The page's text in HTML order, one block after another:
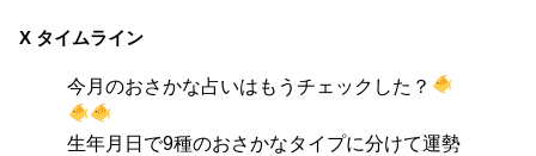
曖昧な気持ちで人と付き合うことはタブーとされる日。
です。
X タイムライン
今月のおさかな占いはもうチェックした？
生年月日で9種のおさかなタイプに分けて運勢